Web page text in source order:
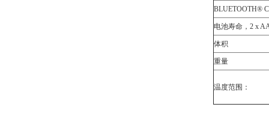
BLUETOOTH®
电池寿命， 2 x
体积
重量
温度范围：